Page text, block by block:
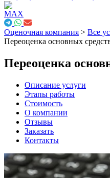
Оценочная компания > Все
Переоценка основных
Переоценка
Описание услуги
Этапы работы
Стоимость
О компании
Отзывы
Заказать
Контакты